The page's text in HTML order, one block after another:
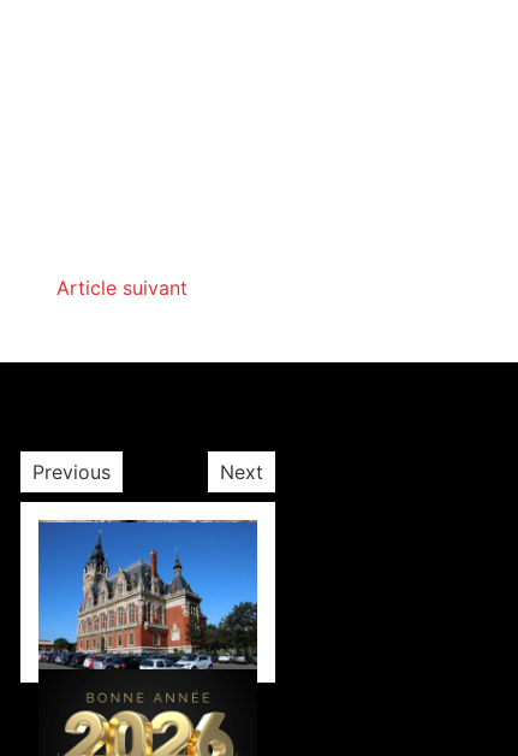
Article suivant
Previous Next